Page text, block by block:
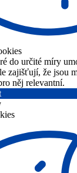
do určité míry
zajišťují, že jsou
něj relevantní.